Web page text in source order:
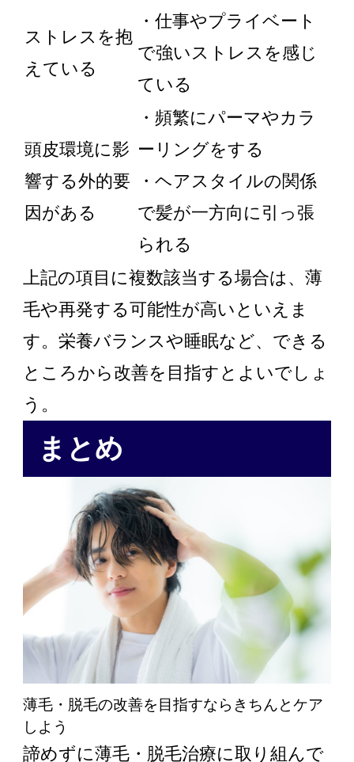
ストレスを抱
えている
・仕事やプライベート
で強いストレスを感じ
ている
頭皮環境に影
響する外的要
因がある
・頻繁にパーマやカラ
ーリングをする
・ヘアスタイルの関係
で髪が一方向に引っ張
られる
上記の項目に複数該当する場合は、薄
毛や再発する可能性が高いといえま
す。栄養バランスや睡眠など、できる
ところから改善を目指すとよいでしょ
う。
まとめ
薄毛・脱毛の改善を目指すならきちんとケア
しよう
諦めずに薄毛・脱毛治療に取り組んで